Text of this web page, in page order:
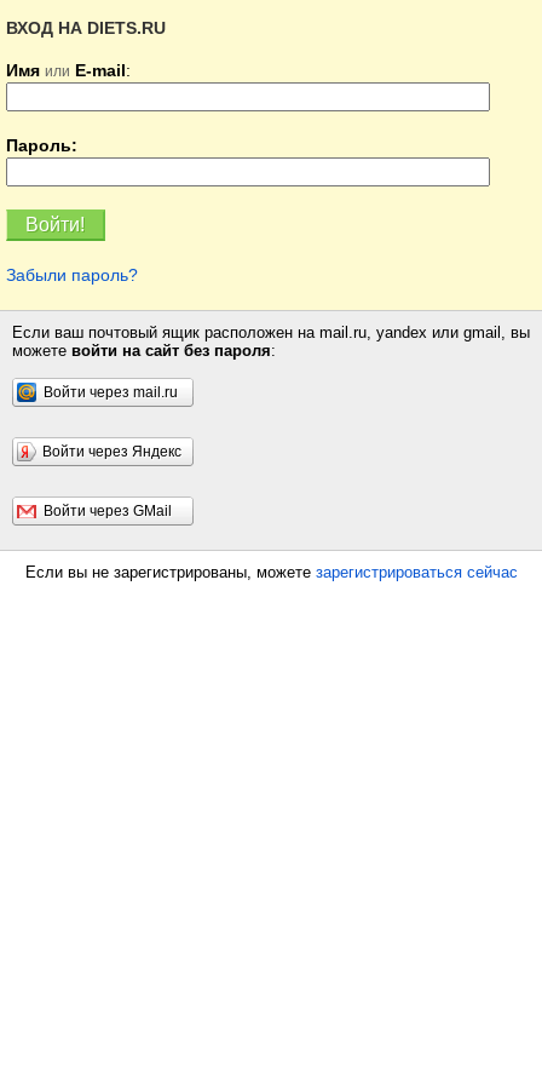
ВХОД НА DIETS.RU
Имя или E-mail:
Пароль:
Забыли пароль?
Если ваш почтовый ящик расположен на mail.ru, yandex или gmail, вы
можете войти на сайт без пароля:
Войти через mail.ru
Войти через Яндекс
Войти через GMail
Если вы не зарегистрированы, можете зарегистрироваться сейчас